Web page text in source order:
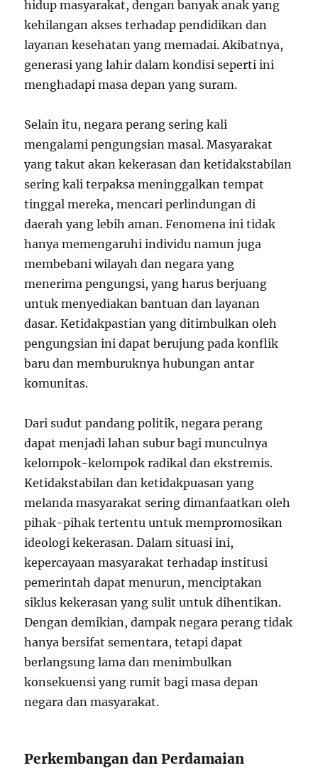
hidup masyarakat, dengan banyak anak yang
kehilangan akses terhadap pendidikan dan
layanan kesehatan yang memadai. Akibatnya,
generasi yang lahir dalam kondisi seperti ini
menghadapi masa depan yang suram.
Selain itu, negara perang sering kali
mengalami pengungsian masal. Masyarakat
yang takut akan kekerasan dan ketidakstabilan
sering kali terpaksa meninggalkan tempat
tinggal mereka, mencari perlindungan di
daerah yang lebih aman. Fenomena ini tidak
hanya memengaruhi individu namun juga
membebani wilayah dan negara yang
menerima pengungsi, yang harus berjuang
untuk menyediakan bantuan dan layanan
dasar. Ketidakpastian yang ditimbulkan oleh
pengungsian ini dapat berujung pada konflik
baru dan memburuknya hubungan antar
komunitas.
Dari sudut pandang politik, negara perang
dapat menjadi lahan subur bagi munculnya
kelompok-kelompok radikal dan ekstremis.
Ketidakstabilan dan ketidakpuasan yang
melanda masyarakat sering dimanfaatkan oleh
pihak-pihak tertentu untuk mempromosikan
ideologi kekerasan. Dalam situasi ini,
kepercayaan masyarakat terhadap institusi
pemerintah dapat menurun, menciptakan
siklus kekerasan yang sulit untuk dihentikan.
Dengan demikian, dampak negara perang tidak
hanya bersifat sementara, tetapi dapat
berlangsung lama dan menimbulkan
konsekuensi yang rumit bagi masa depan
negara dan masyarakat.
Perkembangan dan Perdamaian